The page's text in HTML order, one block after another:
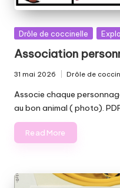
Posted
Drôle de coccinelle
Association
31 mai 2026
Posted
Drôle de
Associe chaque
au bon animal ( photo).
Read More